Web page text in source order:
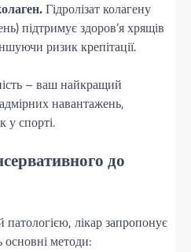
Гідролізат колагену
підтримує здоров’я хрящів
ризик крепітації.
– ваш найкращий
навантажень,
у спорті.
до
лікар запропонує
основні методи: